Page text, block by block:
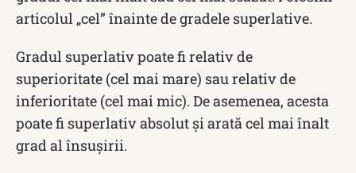
articolul „cel” înainte de gradele superlative.
Gradul superlativ poate fi relativ de
superioritate (cel mai mare) sau relativ de
inferioritate (cel mai mic). De asemenea, acesta
poate fi superlativ absolut și arată cel mai înalt
grad al însușirii.